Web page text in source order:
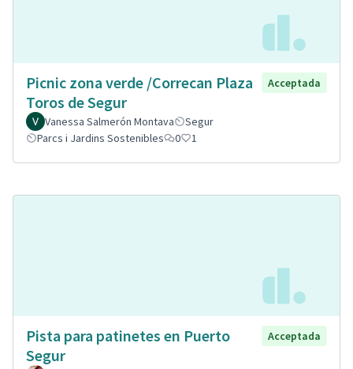
Picnic zona verde /Correcan Plaza
Toros de Segur
Acceptada
Vanessa Salmerón Montava
Segur
Parcs i Jardins Sostenibles
0 1
Pista para patinetes en Puerto
Segur
Acceptada